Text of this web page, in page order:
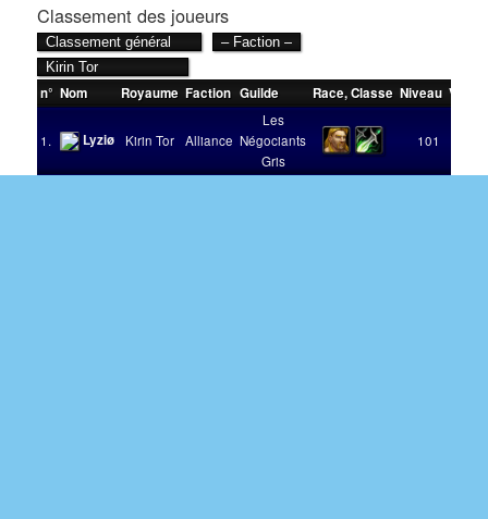
Classement des joueurs
n° Nom Royaume Faction Guilde Race,Classe Niveau
1. Lyziø Kirin Tor Alliance
Les
Négociants
Gris
101